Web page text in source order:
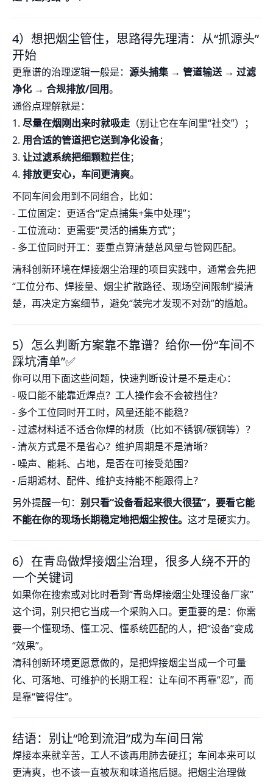
4）想把烟尘管住，思路得先理清：从“抓源头”
开始
更靠谱的治理逻辑一般是： 源头捕集 → 管道输送 → 过滤
净化 → 合规排放/回用。
通俗点理解就是：
1. 尽量在烟刚出来时就吸走（别让它在车间里“社交”）；
2. 用合适的管道把它送到净化设备；
3. 让过滤系统把细颗粒拦住；
4. 排放更安心，车间更清爽。
不同车间会用到不同组合，比如：
- 工位固定：更适合“定点捕集+集中处理”；
- 工位流动：更需要“灵活的捕集方式”；
- 多工位同时开工：要重点算清楚总风量与管网匹配。
清科创新环境在焊接烟尘治理的项目实践中，通常会先把
“工位分布、焊接量、烟尘扩散路径、现场空间限制”摸清
楚，再决定方案细节，避免“装完才发现不对劲”的尴尬。
5）怎么判断方案靠不靠谱？给你一份“车间不
踩坑清单”✅
你可以用下面这些问题，快速判断设计是不是走心：
- 吸口能不能靠近焊点？工人操作会不会被挡住？
- 多个工位同时开工时，风量还能不能稳？
- 过滤材料适不适合你焊的材质（比如不锈钢/碳钢等）？
- 清灰方式是不是省心？维护周期是不是清晰？
- 噪声、能耗、占地，是否在可接受范围？
- 后期滤材、配件、维护支持能不能跟得上？
另外提醒一句： 别只看“设备看起来很大很猛”，要看它能
不能在你的现场长期稳定地把烟尘按住。 这才是硬实力。
6）在青岛做焊接烟尘治理，很多人绕不开的
一个关键词
如果你在搜索或对比时看到“青岛焊接烟尘处理设备厂家”
这个词，别只把它当成一个采购入口。更重要的是：你需
要一个懂现场、懂工况、懂系统匹配的人，把“设备”变成
“效果”。
清科创新环境更愿意做的，是把焊接烟尘当成一个可量
化、可落地、可维护的长期工程：让车间不再靠“忍”，而
是靠“管得住”。
结语：别让“呛到流泪”成为车间日常
焊接本来就辛苦，工人不该再用肺去硬扛；车间本来可以
更清爽，也不该一直被灰和味道拖后腿。把烟尘治理做